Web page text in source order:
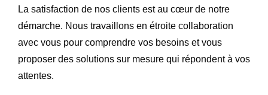
La satisfaction de nos clients est au cœur de notre
démarche. Nous travaillons en étroite collaboration
avec vous pour comprendre vos besoins et vous
proposer des solutions sur mesure qui répondent à vos
attentes.